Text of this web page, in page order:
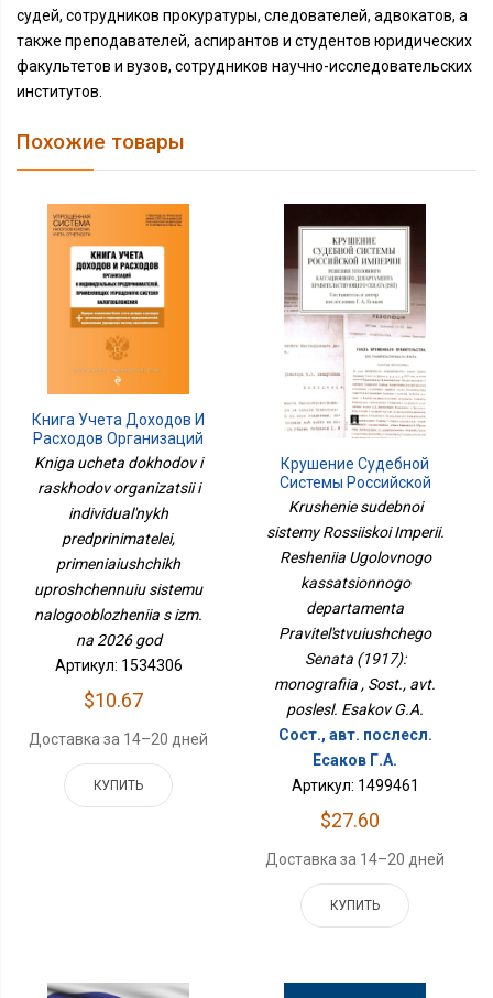
судей, сотрудников прокуратуры, следователей, адвокатов, а
также преподавателей, аспирантов и студентов юридических
факультетов и вузов, сотрудников научно-исследовательских
институтов.
Похожие товары
Книга Учета Доходов И
Расходов Организаций
И Индивидуальных
Предпринимателей,
Применяющих
Упрощенную Систему
Налогообложения С
Изм. На 2026 Год
Kniga ucheta dokhodov i
raskhodov organizatsii i
individual'nykh
predprinimatelei,
primeniaiushchikh
uproshchennuiu sistemu
nalogooblozheniia s izm.
na 2026 god
Артикул: 1534306
$10.67
Доставка за 14–20 дней
КУПИТЬ
Крушение Судебной
Системы Российской
Империи. Решения
Кассационного
Департамента
Правительствующего
Сената (1917):
Монография
Krushenie sudebnoi
sistemy Rossiiskoi Imperii.
Resheniia Ugolovnogo
kassatsionnogo
departamenta
Pravitel'stvuiushchego
Senata (1917):
monografiia , Sost., avt.
poslesl. Esakov G.A.
Сост., авт. послесл.
Есаков Г.А.
Артикул: 1499461
$27.60
Доставка за 14–20 дней
КУПИТЬ